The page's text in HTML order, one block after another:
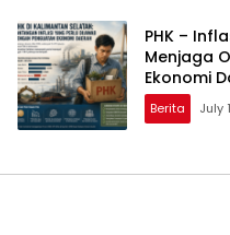
PHK –
Menjaga
Ekonomi
Berita July